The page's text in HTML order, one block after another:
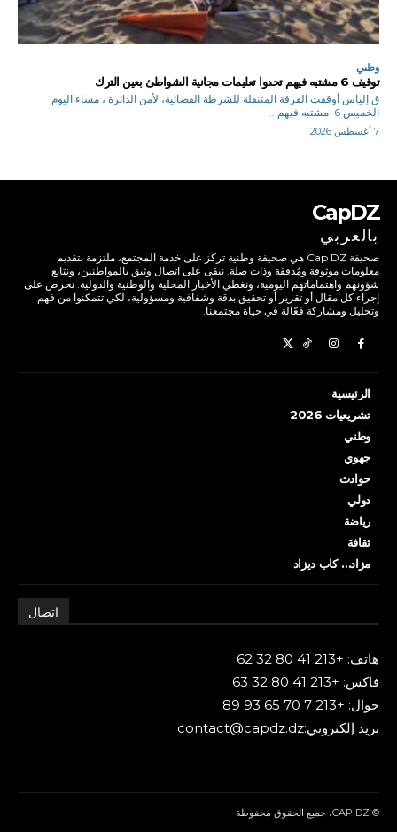
وطني
توقيف 6 مشتبه فيهم تحدوا تعليمات مجانية الشواطئ بعين الترك
ق.إلياس أوقفت الفرقة المتنقلة للشرطة القضائية، لأمن الدائرة ، مساء اليوم
الخميس 6 مشتبه فيهم...
7 أغسطس 2026
CapDZ
بالعربي
صحيفة Cap DZ هي صحيفة وطنية تركز على خدمة المجتمع، ملتزمة بتقديم
معلومات موثوقة ومُدققة وذات صلة. نبقى على اتصال وثيق بالمواطنين، ونتابع
شؤونهم واهتماماتهم اليومية، ونغطي الأخبار المحلية والوطنية والدولية. نحرص على
إجراء كل مقال أو تقرير أو تحقيق بدقة وشفافية ومسؤولية، لكي تتمكنوا من فهم
وتحليل ومشاركة فعّالة في حياة مجتمعنا.
الرئيسية
تشريعيات 2026
وطني
جهوي
حوادث
دولي
رياضة
ثقافة
مزاد… كاب ديزاد
اتصال
هاتف: +213 41 80 32 62
فاكس: +213 41 80 32 63
جوال: +213 7 70 65 93 89
بريد إلكتروني:contact@capdz.dz
© CAP DZ، جميع الحقوق محفوظة